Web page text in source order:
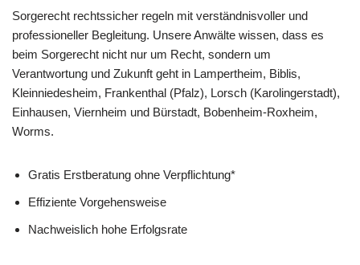
Sorgerecht rechtssicher regeln mit verständnisvoller und
professioneller Begleitung. Unsere Anwälte wissen, dass es
beim Sorgerecht nicht nur um Recht, sondern um
Verantwortung und Zukunft geht in Lampertheim, Biblis,
Kleinniedesheim, Frankenthal (Pfalz), Lorsch (Karolingerstadt),
Einhausen, Viernheim und Bürstadt, Bobenheim-Roxheim,
Worms.
Gratis Erstberatung ohne Verpflichtung*
Effiziente Vorgehensweise
Nachweislich hohe Erfolgsrate